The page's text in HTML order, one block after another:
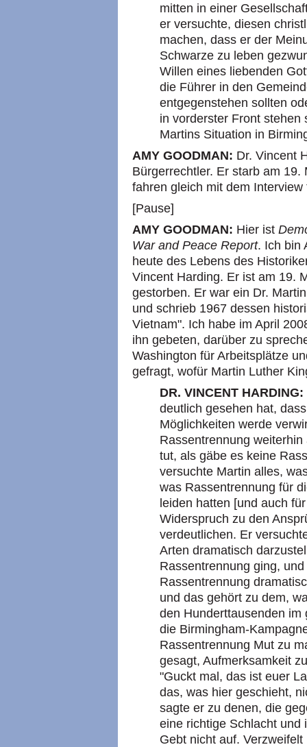
mitten in einer
er versuchte, diesen
machen, dass er der
Schwarze zu leben
Willen eines liebenden
die Führer in den
entgegenstehen sollten
in vorderster Front stehen
Martins Situation in
AMY GOODMAN: Dr. Vincent
Bürgerrechtler. Er starb am
fahren gleich mit dem Interview
[Pause]
AMY GOODMAN: Hier ist
War and Peace Report. Ich bin
heute des Lebens des
Vincent Harding. Er ist am 19.
gestorben. Er war ein Dr.
und schrieb 1967 dessen
Vietnam". Ich habe im April
ihn gebeten, darüber zu
Washington für Arbeitsplätze
gefragt, wofür Martin Luther
DR. VINCENT HARDING:
deutlich gesehen hat,
Möglichkeiten werde
Rassentrennung
tut, als gäbe es keine
versuchte Martin alles,
was Rassentrennung für
leiden hatten [und auch
Widerspruch zu den
verdeutlichen. Er
Arten dramatisch
Rassentrennung ging,
Rassentrennung
und das gehört zu dem,
den Hunderttausenden
die Birmingham-
Rassentrennung Mut zu
gesagt, Aufmerksamkeit
"Guckt mal, das ist euer
das, was hier geschieht,
sagte er zu denen, die
eine richtige Schlacht und
Gebt nicht auf.